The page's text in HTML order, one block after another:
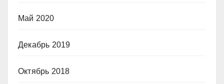
Май 2020
Декабрь 2019
Октябрь 2018